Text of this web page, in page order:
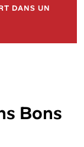
DANS UN
Bons